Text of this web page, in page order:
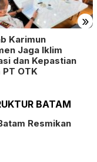
»
Karimun
Jaga Iklim
dan Kepastian
PT OTK
BATAM
Resmikan